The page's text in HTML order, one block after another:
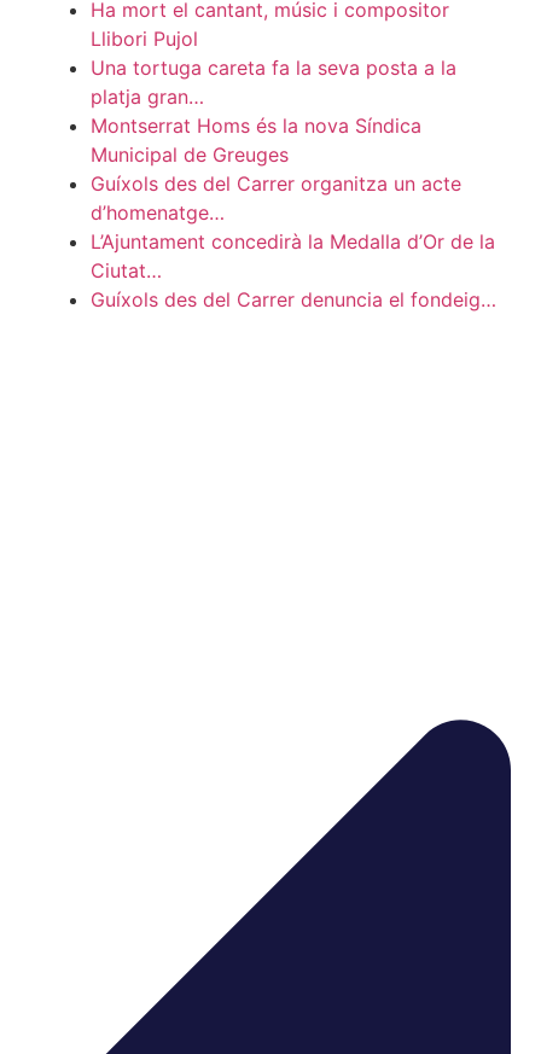
Ha mort el cantant, músic i compositor
Llibori Pujol
Una tortuga careta fa la seva posta a la
platja gran…
Montserrat Homs és la nova Síndica
Municipal de Greuges
Guíxols des del Carrer organitza un acte
d’homenatge…
L’Ajuntament concedirà la Medalla d’Or de la
Ciutat…
Guíxols des del Carrer denuncia el fondeig…